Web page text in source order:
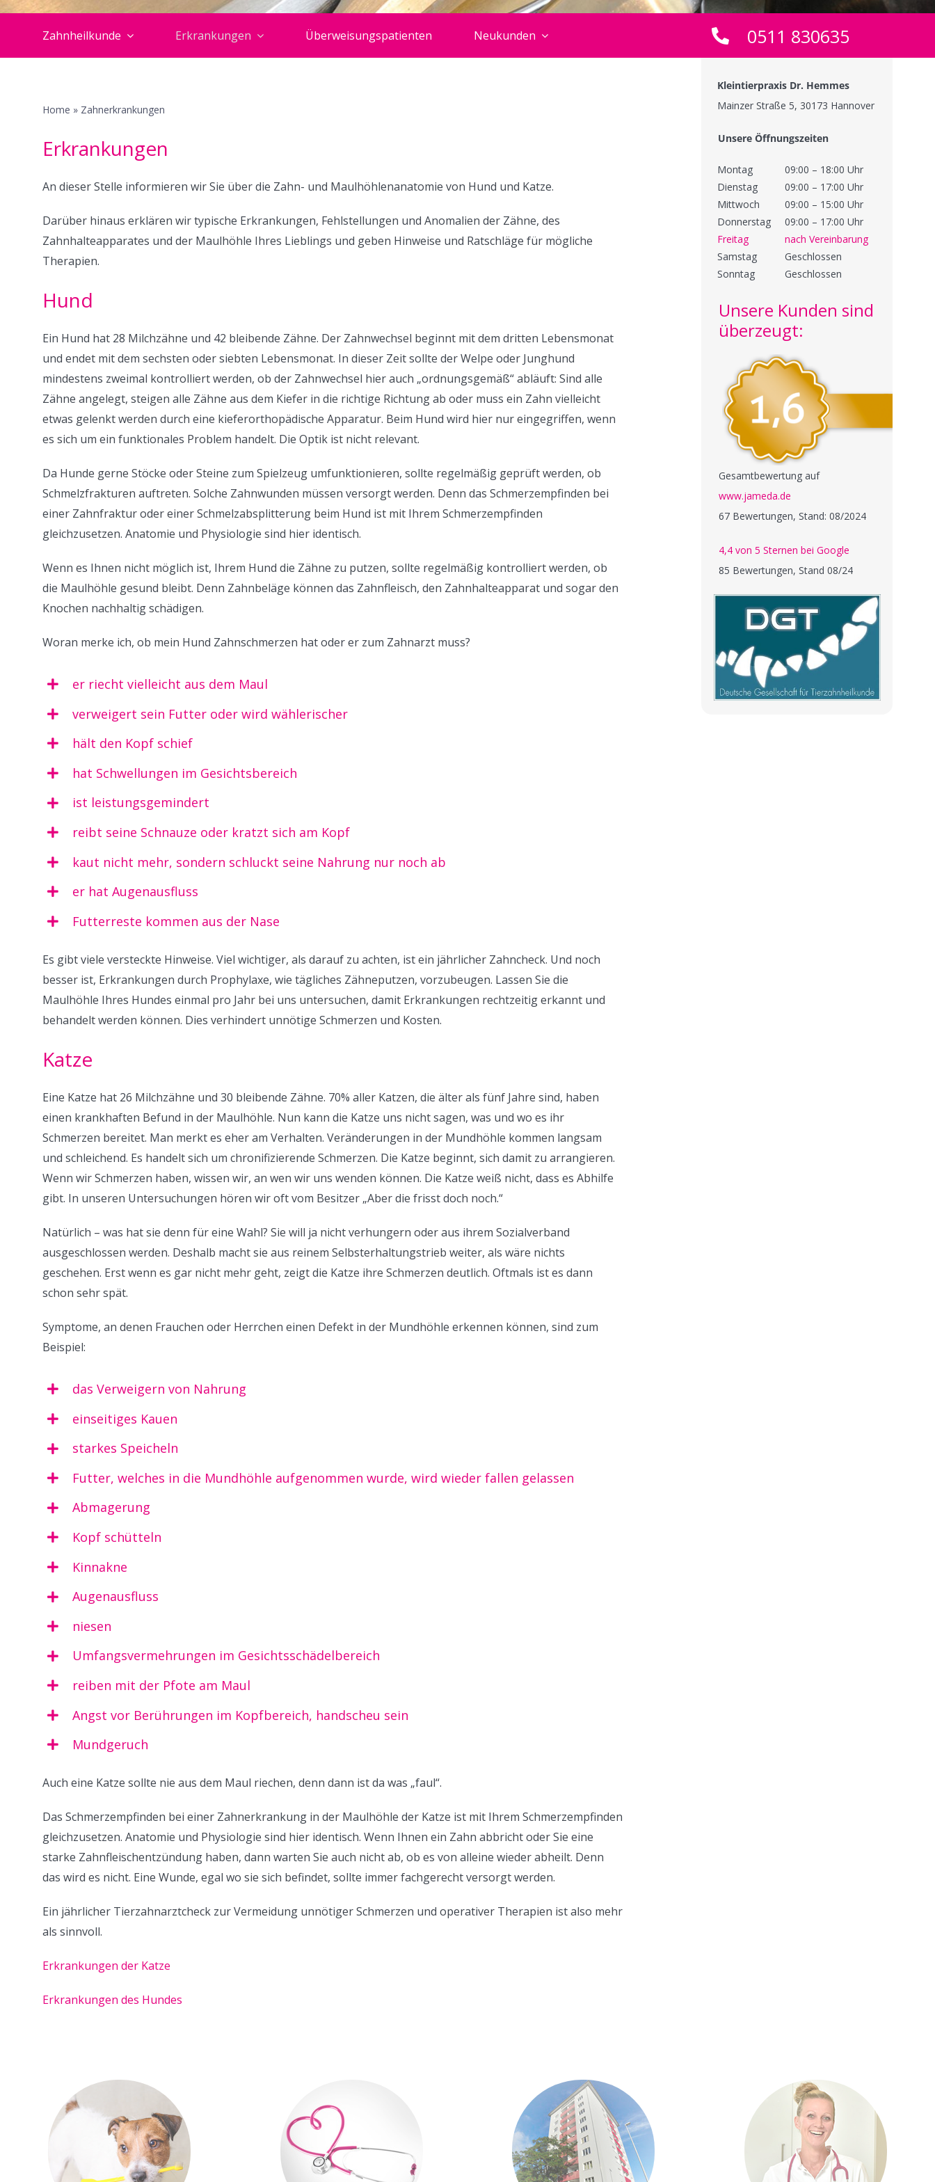
Zahnheilkunde Erkrankungen Überweisungspatienten Neukunden 0511 830635
Home » Zahnerkrankungen
Erkrankungen
An dieser Stelle informieren wir Sie über die Zahn- und Maulhöhlenanatomie von Hund und Katze.
Darüber hinaus erklären wir typische Erkrankungen, Fehlstellungen und Anomalien der Zähne, des
Zahnhalteapparates und der Maulhöhle Ihres Lieblings und geben Hinweise und Ratschläge für mögliche
Therapien.
Hund
Ein Hund hat 28 Milchzähne und 42 bleibende Zähne. Der Zahnwechsel beginnt mit dem dritten Lebensmonat
und endet mit dem sechsten oder siebten Lebensmonat. In dieser Zeit sollte der Welpe oder Junghund
mindestens zweimal kontrolliert werden, ob der Zahnwechsel hier auch „ordnungsgemäß“ abläuft: Sind alle
Zähne angelegt, steigen alle Zähne aus dem Kiefer in die richtige Richtung ab oder muss ein Zahn vielleicht
etwas gelenkt werden durch eine kieferorthopädische Apparatur. Beim Hund wird hier nur eingegriffen, wenn
es sich um ein funktionales Problem handelt. Die Optik ist nicht relevant.
Da Hunde gerne Stöcke oder Steine zum Spielzeug umfunktionieren, sollte regelmäßig geprüft werden, ob
Schmelzfrakturen auftreten. Solche Zahnwunden müssen versorgt werden. Denn das Schmerzempfinden bei
einer Zahnfraktur oder einer Schmelzabsplitterung beim Hund ist mit Ihrem Schmerzempfinden
gleichzusetzen. Anatomie und Physiologie sind hier identisch.
Wenn es Ihnen nicht möglich ist, Ihrem Hund die Zähne zu putzen, sollte regelmäßig kontrolliert werden, ob
die Maulhöhle gesund bleibt. Denn Zahnbeläge können das Zahnfleisch, den Zahnhalteapparat und sogar den
Knochen nachhaltig schädigen.
Woran merke ich, ob mein Hund Zahnschmerzen hat oder er zum Zahnarzt muss?
er riecht vielleicht aus dem Maul
verweigert sein Futter oder wird wählerischer
hält den Kopf schief
hat Schwellungen im Gesichtsbereich
ist leistungsgemindert
reibt seine Schnauze oder kratzt sich am Kopf
kaut nicht mehr, sondern schluckt seine Nahrung nur noch ab
er hat Augenausfluss
Futterreste kommen aus der Nase
Es gibt viele versteckte Hinweise. Viel wichtiger, als darauf zu achten, ist ein jährlicher Zahncheck. Und noch
besser ist, Erkrankungen durch Prophylaxe, wie tägliches Zähneputzen, vorzubeugen. Lassen Sie die
Maulhöhle Ihres Hundes einmal pro Jahr bei uns untersuchen, damit Erkrankungen rechtzeitig erkannt und
behandelt werden können. Dies verhindert unnötige Schmerzen und Kosten.
Katze
Eine Katze hat 26 Milchzähne und 30 bleibende Zähne. 70% aller Katzen, die älter als fünf Jahre sind, haben
einen krankhaften Befund in der Maulhöhle. Nun kann die Katze uns nicht sagen, was und wo es ihr
Schmerzen bereitet. Man merkt es eher am Verhalten. Veränderungen in der Mundhöhle kommen langsam
und schleichend. Es handelt sich um chronifizierende Schmerzen. Die Katze beginnt, sich damit zu arrangieren.
Wenn wir Schmerzen haben, wissen wir, an wen wir uns wenden können. Die Katze weiß nicht, dass es Abhilfe
gibt. In unseren Untersuchungen hören wir oft vom Besitzer „Aber die frisst doch noch.“
Natürlich – was hat sie denn für eine Wahl? Sie will ja nicht verhungern oder aus ihrem Sozialverband
ausgeschlossen werden. Deshalb macht sie aus reinem Selbsterhaltungstrieb weiter, als wäre nichts
geschehen. Erst wenn es gar nicht mehr geht, zeigt die Katze ihre Schmerzen deutlich. Oftmals ist es dann
schon sehr spät.
Symptome, an denen Frauchen oder Herrchen einen Defekt in der Mundhöhle erkennen können, sind zum
Beispiel:
das Verweigern von Nahrung
einseitiges Kauen
starkes Speicheln
Futter, welches in die Mundhöhle aufgenommen wurde, wird wieder fallen gelassen
Abmagerung
Kopf schütteln
Kinnakne
Augenausfluss
niesen
Umfangsvermehrungen im Gesichtsschädelbereich
reiben mit der Pfote am Maul
Angst vor Berührungen im Kopfbereich, handscheu sein
Mundgeruch
Auch eine Katze sollte nie aus dem Maul riechen, denn dann ist da was „faul“.
Das Schmerzempfinden bei einer Zahnerkrankung in der Maulhöhle der Katze ist mit Ihrem Schmerzempfinden
gleichzusetzen. Anatomie und Physiologie sind hier identisch. Wenn Ihnen ein Zahn abbricht oder Sie eine
starke Zahnfleischentzündung haben, dann warten Sie auch nicht ab, ob es von alleine wieder abheilt. Denn
das wird es nicht. Eine Wunde, egal wo sie sich befindet, sollte immer fachgerecht versorgt werden.
Ein jährlicher Tierzahnarztcheck zur Vermeidung unnötiger Schmerzen und operativer Therapien ist also mehr
als sinnvoll.
Erkrankungen der Katze
Erkrankungen des Hundes
Kleintierpraxis Dr. Hemmes
Mainzer Straße 5, 30173 Hannover
Unsere Öffnungszeiten
Montag
09:00 – 18:00 Uhr
Dienstag
09:00 – 17:00 Uhr
Mittwoch
09:00 – 15:00 Uhr
Donnerstag
09:00 – 17:00 Uhr
Freitag
nach Vereinbarung
Samstag
Geschlossen
Sonntag
Geschlossen
Unsere Kunden sind
überzeugt:
Gesamtbewertung auf
www.jameda.de
67 Bewertungen, Stand: 08/2024
4,4 von 5 Sternen bei Google
85 Bewertungen, Stand 08/24